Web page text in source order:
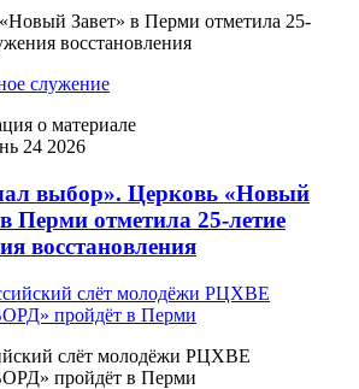
Завет» в Перми отметила 25-
восстановления
служение
о материале
24 2026
выбор». Церковь «Новый
Перми отметила 25-летие
восстановления
слёт молодёжи РЦХВЕ
пройдёт в Перми